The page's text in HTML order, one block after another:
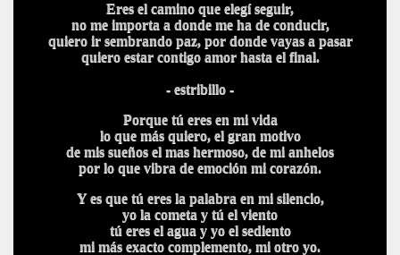
Eres el camino que elegí seguir,
no me importa a donde me ha de conducir,
quiero ir sembrando paz, por donde vayas a pasar
quiero estar contigo amor hasta el final.
- estribillo -
Porque tú eres en mi vida
lo que más quiero, el gran motivo
de mis sueños el mas hermoso, de mi anhelos
por lo que vibra de emoción mi corazón.
Y es que tú eres la palabra en mi silencio,
yo la cometa y tú el viento
tú eres el agua y yo el sediento
mi más exacto complemento, mi otro yo.